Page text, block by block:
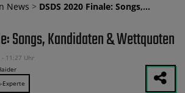
News > DSDS 2020 Finale: Songs,…
Songs, Kandidaten & Wettquoten
11:27 Uhr
Experte